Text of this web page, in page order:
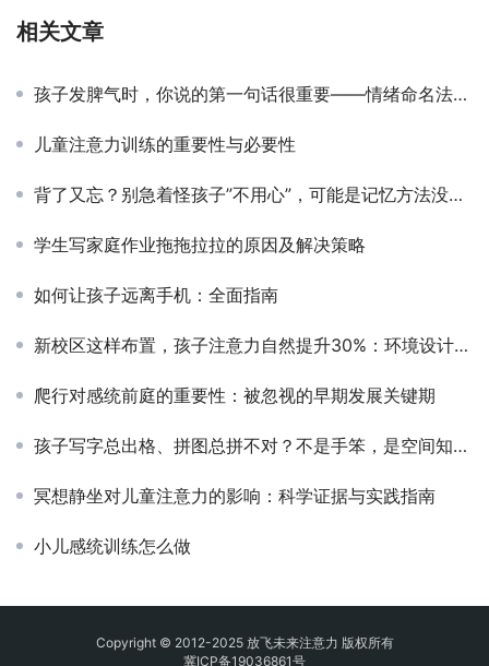
相关文章
孩子发脾气时，你说的第一句话很重要——情绪命名法，比一百句说教都管用
儿童注意力训练的重要性与必要性
背了又忘？别急着怪孩子”不用心”，可能是记忆方法没找对
学生写家庭作业拖拖拉拉的原因及解决策略
如何让孩子远离手机：全面指南
新校区这样布置，孩子注意力自然提升30%：环境设计的底层逻辑
爬行对感统前庭的重要性：被忽视的早期发展关键期
孩子写字总出格、拼图总拼不对？不是手笨，是空间知觉需要这样练
冥想静坐对儿童注意力的影响：科学证据与实践指南
小儿感统训练怎么做
Copyright © 2012-2025 放飞未来注意力 版权所有
冀ICP备19036861号